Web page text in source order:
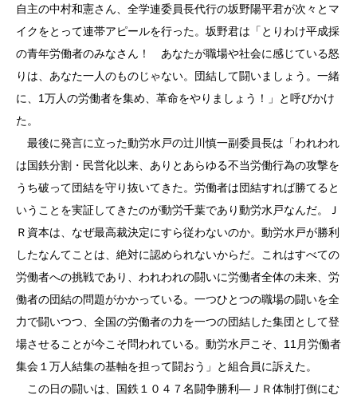
自主の中村和憲さん、全学連委員長代行の坂野陽平君が次々とマ
イクをとって連帯アピールを行った。坂野君は「とりわけ平成採
の青年労働者のみなさん！ あなたが職場や社会に感じている怒
りは、あなた一人のものじゃない。団結して闘いましょう。一緒
に、1万人の労働者を集め、革命をやりましょう！」と呼びかけ
た。
最後に発言に立った動労水戸の辻川慎一副委員長は「われわれ
は国鉄分割・民営化以来、ありとあらゆる不当労働行為の攻撃を
うち破って団結を守り抜いてきた。労働者は団結すれば勝てると
いうことを実証してきたのが動労千葉であり動労水戸なんだ。Ｊ
Ｒ資本は、なぜ最高裁決定にすら従わないのか。動労水戸が勝利
したなんてことは、絶対に認められないからだ。これはすべての
労働者への挑戦であり、われわれの闘いに労働者全体の未来、労
働者の団結の問題がかかっている。一つひとつの職場の闘いを全
力で闘いつつ、全国の労働者の力を一つの団結した集団として登
場させることが今こそ問われている。動労水戸こそ、11月労働者
集会１万人結集の基軸を担って闘おう」と組合員に訴えた。
この日の闘いは、国鉄１０４７名闘争勝利―ＪＲ体制打倒にむ